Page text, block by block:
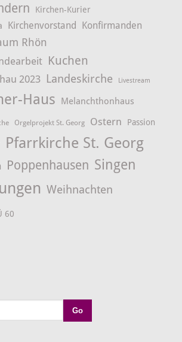
Kirchen-Kurier
Kirchenvorstand Konfirmanden
Rhön
Kuchen
2023 Landeskirche Livestream
Haus Melanchthonhaus
Orgelprojekt St. Georg Ostern Passion
Pfarrkirche St. Georg
Poppenhausen Singen
Weihnachten
60